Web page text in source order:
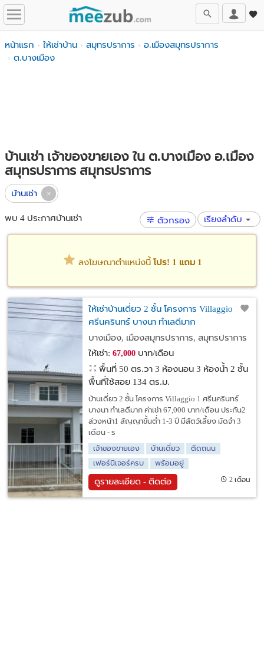
หน้าแรก ให้เช่าบ้าน สมุทรปราการ
อ.เมืองสมุทรปราการ
ต.บางเมือง
บ้านเช่า เจ้าของขายเอง ใน ต.บางเมือง อ.เมือง
สมุทรปราการ สมุทรปราการ
บ้านเช่า
พบ 4 ประกาศบ้านเช่า ตัวกรอง เรียงลำดับ
ลงโฆษณาตำแหน่งนี้ โปร! 1 แถม 1
ให้เช่าบ้านเดี่ยว 2 ชั้น โครงการ Villaggio 1
ศรีนครินทร์ บางนา ทำเลดีมาก
บางเมือง, เมืองสมุทรปราการ, สมุทรปราการ
ให้เช่า: 67,000บาท/เดือน
พื้นที่ 50 ตร.วา 3 ห้องนอน 3 ห้องน้ำ 2 ชั้น
พื้นที่ใช้สอย 134 ตร.ม.
บ้านเดี่ยว 2 ชั้น โครงการ Villaggio 1 ศรีนครินทร์
บางนา ทำเลดีมาก ค่าเช่า 67,000 บาท/เดือน ประกัน2
ล่วงหน้า1 สัญญาขั้นต่ำ 1-3 ปี มีสัตว์เลี้ยง มัดจำ 3
เดือน - ร
เจ้าของขายเอง
บ้านเดี่ยว
ติดถนน
เฟอร์นิเจอร์ครบ
พร้อมอยู่
ดูรายละเอียด - ติดต่อ 2 เดือน